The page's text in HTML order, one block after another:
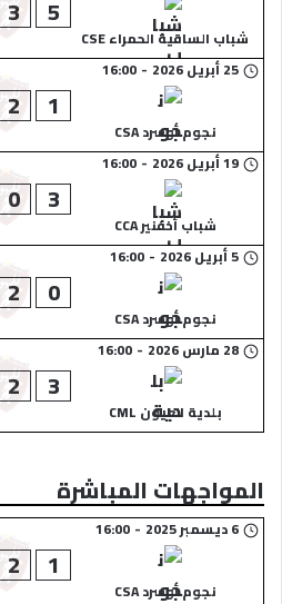
شباب الساقية الحمراء CSE
5
3
25 أبريل 2026 -
16:00
نجوم أوسرد CSA
1
2
19 أبريل 2026 -
16:00
شباب أخفنير CCA
3
0
5 أبريل 2026 -
16:00
نجوم أوسرد CSA
0
2
28 مارس 2026 -
16:00
بلدية العيون CML
3
2
المواجهات المباشرة
6 ديسمبر 2025 -
16:00
نجوم أوسرد CSA
1
2